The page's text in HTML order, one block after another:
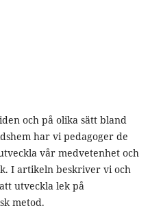
och på olika sätt bland
har vi pedagoger de
vår medvetenhet och
I artikeln beskriver vi och
utveckla lek på
metod.